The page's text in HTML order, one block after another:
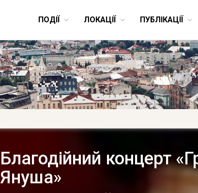
ПОДІЇ ЛОКАЦІЇ ПУБЛІКАЦІЇ
Благодійний концерт
Януша»